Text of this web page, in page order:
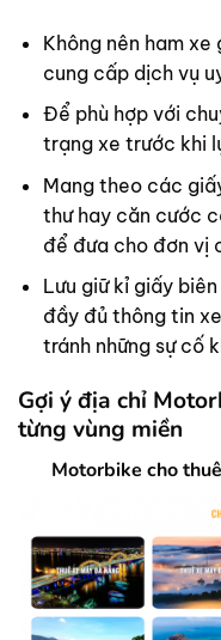
Không nên ham
cung cấp dịch vụ
Để phù hợp với
trạng xe trước khi
Mang theo các
thư hay căn cước
để đưa cho đơn vị
Lưu giữ kỉ giấy
đầy đủ thông tin
tránh những sự cố
Gợi ý địa chỉ
từng vùng miền
Motorbike cho thuê